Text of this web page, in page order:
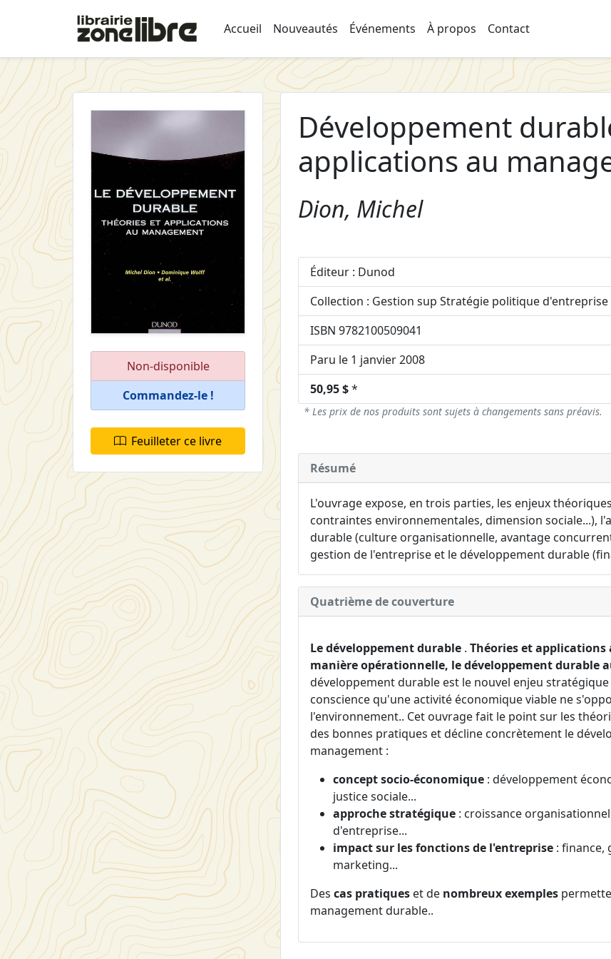
Accueil Nouveautés Événements À propos Contact
Non-disponible
Commandez-le !
Feuilleter ce livre
Développement
applications au
Dion, Michel
Éditeur : Dunod
Collection : Gestion sup Stratégie politique d'entreprise
ISBN 9782100509041
Paru le 1 janvier 2008
50,95 $*
* Les prix de nos produits sont sujets à changements sans préavis.
Résumé
L'ouvrage expose, en trois parties, les enjeux
contraintes environnementales, dimension sociale...),
durable (culture organisationnelle, avantage
gestion de l'entreprise et le développement durable
Quatrième de couverture
Le développement durable . Théories et
manière opérationnelle, le développement durable
développement durable est le nouvel enjeu
conscience qu'une activité économique viable ne
l'environnement.. Cet ouvrage fait le point sur les
des bonnes pratiques et décline concrètement le
management :
concept socio-économique : développement
justice sociale...
approche stratégique : croissance
d'entreprise...
impact sur les fonctions de l'entreprise : finance,
marketing...
Des cas pratiques et de nombreux exemples
management durable..